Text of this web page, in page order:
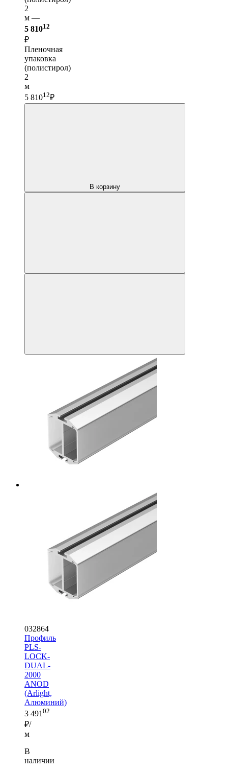
2
м —
5 81012
₽
Пленочная
упаковка
(полистирол)
2
м
5 81012₽
В корзину
032864
Профиль
PLS-
LOCK-
DUAL-
2000
ANOD
(Arlight,
Алюминий)
3 491 02
₽/
м
В
наличии